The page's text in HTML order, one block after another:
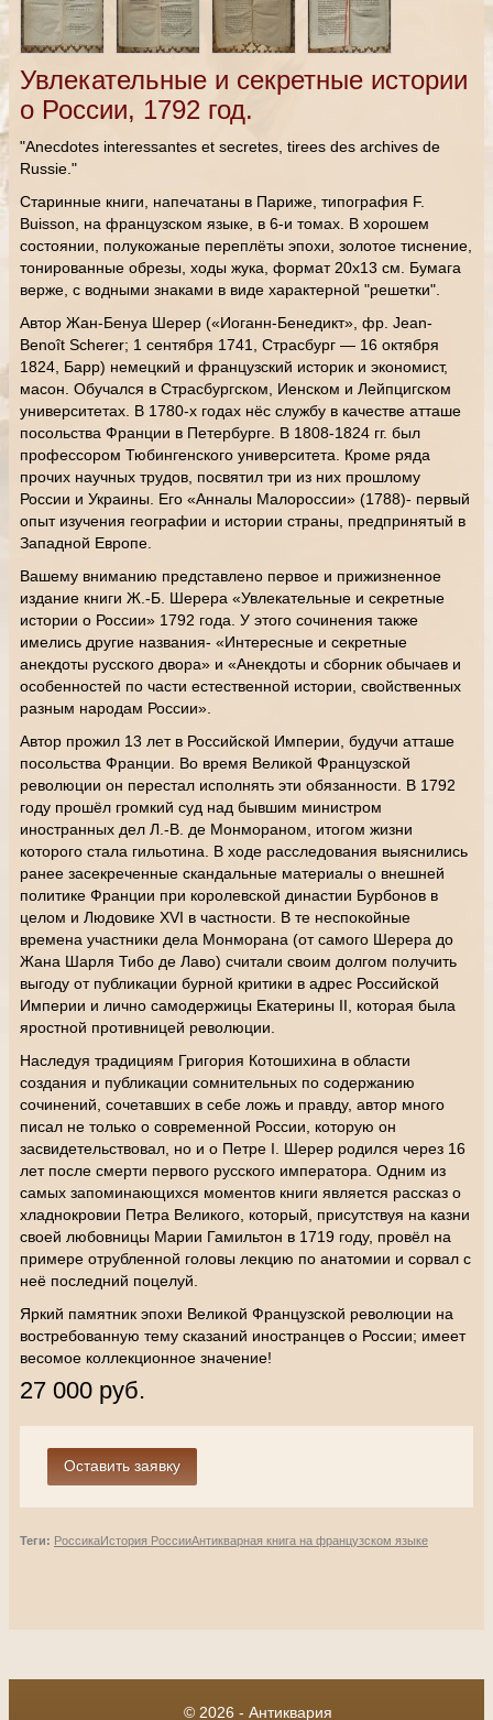
Увлекательные и секретные истории
о России, 1792 год.
"Anecdotes interessantes et secretes, tirees des archives de
Russie."
Старинные книги, напечатаны в Париже, типография F.
Buisson, на французском языке, в 6-и томах. В хорошем
состоянии, полукожаные переплёты эпохи, золотое тиснение,
тонированные обрезы, ходы жука, формат 20х13 см. Бумага
верже, с водными знаками в виде характерной "решетки".
Автор Жан-Бенуа Шерер («Иоганн-Бенедикт», фр. Jean-
Benoît Scherer; 1 сентября 1741, Страсбург — 16 октября
1824, Барр) немецкий и французский историк и экономист,
масон. Обучался в Страсбургском, Иенском и Лейпцигском
университетах. В 1780-х годах нёс службу в качестве атташе
посольства Франции в Петербурге. В 1808-1824 гг. был
профессором Тюбингенского университета. Кроме ряда
прочих научных трудов, посвятил три из них прошлому
России и Украины. Его «Анналы Малороссии» (1788)- первый
опыт изучения географии и истории страны, предпринятый в
Западной Европе.
Вашему вниманию представлено первое и прижизненное
издание книги Ж.-Б. Шерера «Увлекательные и секретные
истории о России» 1792 года. У этого сочинения также
имелись другие названия- «Интересные и секретные
анекдоты русского двора» и «Анекдоты и сборник обычаев и
особенностей по части естественной истории, свойственных
разным народам России».
Автор прожил 13 лет в Российской Империи, будучи атташе
посольства Франции. Во время Великой Французской
революции он перестал исполнять эти обязанности. В 1792
году прошёл громкий суд над бывшим министром
иностранных дел Л.-В. де Монмораном, итогом жизни
которого стала гильотина. В ходе расследования выяснились
ранее засекреченные скандальные материалы о внешней
политике Франции при королевской династии Бурбонов в
целом и Людовике XVI в частности. В те неспокойные
времена участники дела Монморана (от самого Шерера до
Жана Шарля Тибо де Лаво) считали своим долгом получить
выгоду от публикации бурной критики в адрес Российской
Империи и лично самодержицы Екатерины II, которая была
яростной противницей революции.
Наследуя традициям Григория Котошихина в области
создания и публикации сомнительных по содержанию
сочинений, сочетавших в себе ложь и правду, автор много
писал не только о современной России, которую он
засвидетельствовал, но и о Петре I. Шерер родился через 16
лет после смерти первого русского императора. Одним из
самых запоминающихся моментов книги является рассказ о
хладнокровии Петра Великого, который, присутствуя на казни
своей любовницы Марии Гамильтон в 1719 году, провёл на
примере отрубленной головы лекцию по анатомии и сорвал с
неё последний поцелуй.
Яркий памятник эпохи Великой Французской революции на
востребованную тему сказаний иностранцев о России; имеет
весомое коллекционное значение!
27 000 руб.
Теги: РоссикаИстория РоссииАнтикварная книга на французском языке
© 2026 - Антиквария